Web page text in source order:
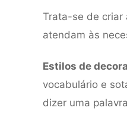
Trata-se de criar
atendam às
Estilos de
vocabulário e
dizer uma